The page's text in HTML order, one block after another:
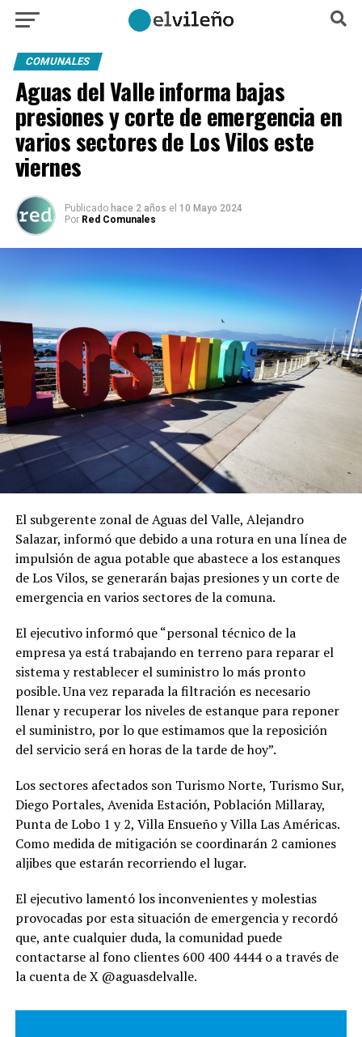
COMUNALES
Aguas del Valle informa bajas
presiones y corte de emergencia en
varios sectores de Los Vilos este
viernes
Publicado hace 2 años el 10 Mayo 2024
Por Red Comunales
El subgerente zonal de Aguas del Valle, Alejandro
Salazar, informó que debido a una rotura en una línea de
impulsión de agua potable que abastece a los estanques
de Los Vilos, se generarán bajas presiones y un corte de
emergencia en varios sectores de la comuna.
El ejecutivo informó que “personal técnico de la
empresa ya está trabajando en terreno para reparar el
sistema y restablecer el suministro lo más pronto
posible. Una vez reparada la filtración es necesario
llenar y recuperar los niveles de estanque para reponer
el suministro, por lo que estimamos que la reposición
del servicio será en horas de la tarde de hoy”.
Los sectores afectados son Turismo Norte, Turismo Sur,
Diego Portales, Avenida Estación, Población Millaray,
Punta de Lobo 1 y 2, Villa Ensueño y Villa Las Américas.
Como medida de mitigación se coordinarán 2 camiones
aljibes que estarán recorriendo el lugar.
El ejecutivo lamentó los inconvenientes y molestias
provocadas por esta situación de emergencia y recordó
que, ante cualquier duda, la comunidad puede
contactarse al fono clientes 600 400 4444 o a través de
la cuenta de X @aguasdelvalle.